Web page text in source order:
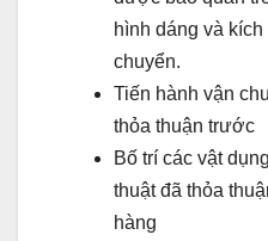
hình dáng và
chuyển.
Tiến hành vận
thỏa thuận trước
Bố trí các vật
thuật đã thỏa
hàng